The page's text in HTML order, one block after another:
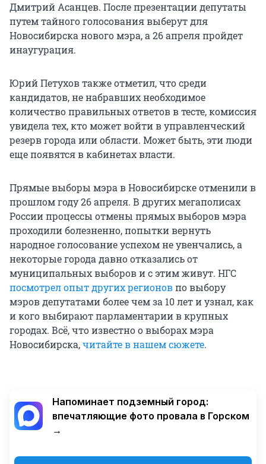
Дмитрий Асанцев. После презентации депутаты
путем тайного голосования выберут для
Новосибирска нового мэра, а 26 апреля пройдет
инаугурация.
Юрий Петухов также отметил, что среди
кандидатов, не набравших необходимое
количество правильных ответов в тесте, комиссия
увидела тех, кто может войти в управленческий
резерв города или области. Может быть, эти люди
еще появятся в кабинетах власти.
Прямые выборы мэра в Новосибирске отменили в
прошлом году 26 апреля. В других мегаполисах
России процессы отмены прямых выборов мэра
проходили болезненно, попытки вернуть
народное голосование успехом не увенчались, а
некоторые города давно отказались от
муниципальных выборов и с этим живут. НГС
посмотрел опыт других регионовпо выбору
мэров депутатами более чем за 10 лет и узнал, как
и кого выбирают парламентарии в крупных
городах. Всё, что известно о выборах мэра
Новосибирска,читайте в нашем сюжете.
Напоминает подземный город:
впечатляющие фото провала в Горском
→